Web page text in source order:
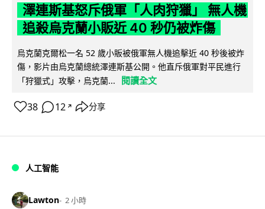
澤連斯基怒斥俄軍「人肉狩獵」 無人機
追殺烏克蘭小販近 40 秒仍被炸傷
烏克蘭克爾松一名 52 歲小販被俄軍無人機追擊近 40 秒後被炸
傷，影片由烏克蘭總統澤連斯基公開。他直斥俄軍對平民進行
「狩獵式」攻擊，烏克蘭...
閱讀全文
38 12 ↗ 分享
人工智能
Lawton 2 小時